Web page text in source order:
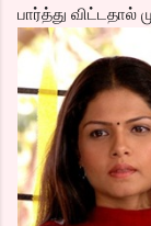
பார்த்து விட்டதால்